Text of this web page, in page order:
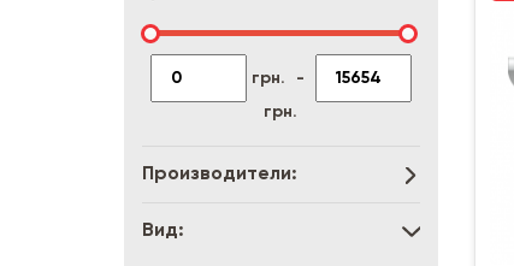
грн. -
грн.
Производители:
Вид: